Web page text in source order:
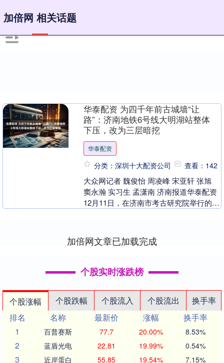
加倍网 相关话题
华泰配资 为四千年前古城墙“让
路”：济南地铁6号线大明湖站整体
下压，改为三层暗挖
华泰配资
分类：深圳十大配资公司 查看：142
大众网记者 魏俊怡 周凌峰 宋亚轩 张旭
窦永瀚 实习生 孟潇南 济南报道华泰配资
12月11日，在济南市考古研究院举行的大
加倍网文章已加载完成
个股实时涨跌榜
个股涨幅 个股跌幅 个股流入 个股流出
换手率
排名
名称 最新价 涨幅
换手率
1
百普赛斯 77.7 20.00% 8.53%
2 蓝盾光电 22.81 19.99% 0.54%
3 近岸蛋白 55.85 19.54% 7.15%